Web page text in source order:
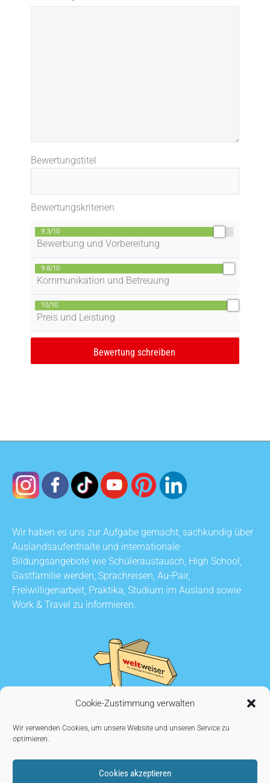
Cookie-Zustimmung verwalten
Wir verwenden Cookies, um unsere Website und unseren Service zu
optimieren.
Cookies akzeptieren
Bewertungstitel
Bewertungskriterien
9.3/10
Bewerbung und Vorbereitung
9.8/10
Kommunikation und Betreuung
10/10
Preis und Leistung
Wir haben es uns zur Aufgabe gemacht, sachkundig über
Auslandsaufenthalte und internationale
Bildungsangebote wie Schüleraustausch, High School,
Gastfamilie werden, Sprachreisen, Au-Pair,
Freiwilligenarbeit, Praktika, Studium im Ausland sowie
Work & Travel zu informieren.